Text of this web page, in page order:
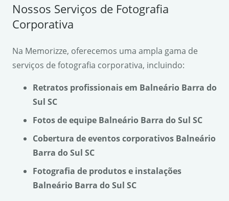
Nossos Serviços de Fotografia
Corporativa
Na Memorizze, oferecemos uma ampla gama de
serviços de fotografia corporativa, incluindo:
Retratos profissionais em Balneário Barra do
Sul SC
Fotos de equipe Balneário Barra do Sul SC
Cobertura de eventos corporativos Balneário
Barra do Sul SC
Fotografia de produtos e instalações
Balneário Barra do Sul SC